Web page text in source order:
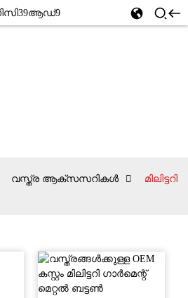
വസ്ത്ര ആക്‌സസറികൾ
മിലിട്ടറി